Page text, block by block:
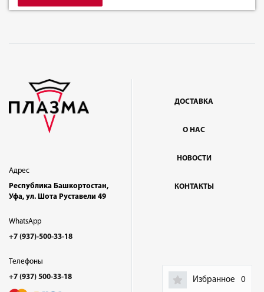
Избранное 0
Адрес
Республика Башкортостан,
Уфа, ул. Шота Руставели 49
WhatsApp
+7 (937)-500-33-18
Телефоны
+7 (937) 500-33-18
ДОСТАВКА
О НАС
НОВОСТИ
КОНТАКТЫ